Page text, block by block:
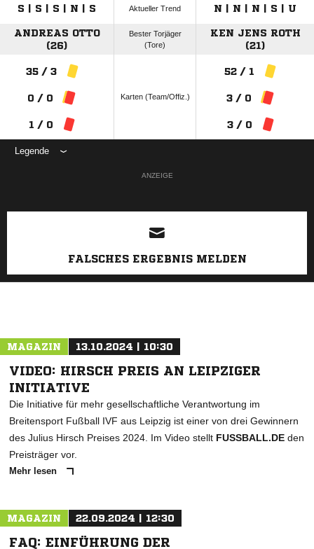
S | S | S | N | S Aktueller Trend N | N | N | S | U
ANDREAS OTTO
(26)
Bester Torjäger
(Tore)
KEN JENS ROTH
(21)
35 / 3
0 / 0
1 / 0
Karten (Team/Offiz.)
52 / 1
3 / 0
3 / 0
Legende
ANZEIGE
FALSCHES ERGEBNIS MELDEN
MAGAZIN 13.10.2024 | 10:30
VIDEO: HIRSCH PREIS AN LEIPZIGER
INITIATIVE
Die Initiative für mehr gesellschaftliche Verantwortung im
Breitensport Fußball IVF aus Leipzig ist einer von drei Gewinnern
des Julius Hirsch Preises 2024. Im Video stellt FUSSBALL.DE den
Preisträger vor.
Mehr lesen
MAGAZIN 22.09.2024 | 12:30
FAQ: EINFÜHRUNG DER